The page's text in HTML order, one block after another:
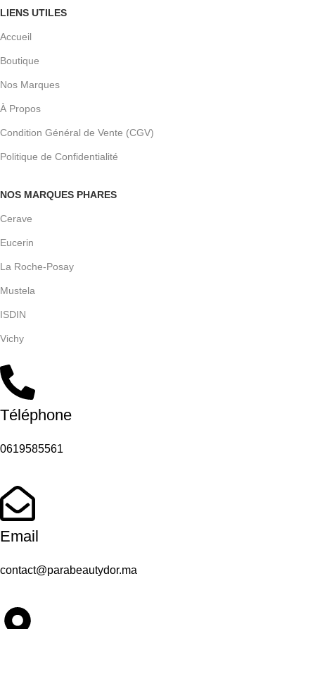
LIENS UTILES
Accueil
Boutique
Nos Marques
À Propos
Condition Général de Vente (CGV)
Politique de Confidentialité
NOS MARQUES PHARES
Cerave
Eucerin
La Roche-Posay
Mustela
ISDIN
Vichy
Téléphone
0619585561
Email
contact@parabeautydor.ma